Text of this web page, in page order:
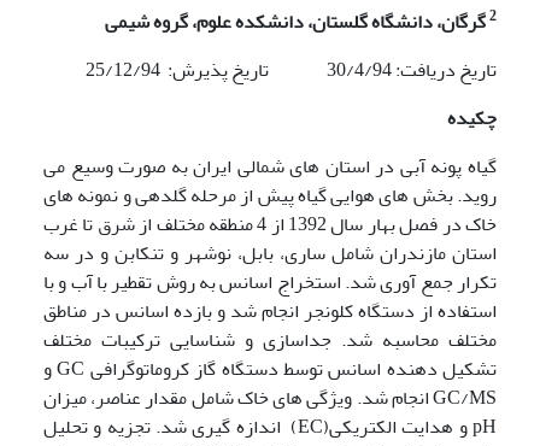
2گرگان، دانشگاه گلستان، دانشکده علوم، گروه شیمی
تاریخ دریافت: 30/4/94 تاریخ پذیرش: 25/12/94
چکیده
گیاه پونه آبی در استان های شمالی ایران به صورت وسیع می
روید. بخش های هوایی گیاه پیش از مرحله گلدهی و نمونه های
خاک در فصل بهار سال 1392 از 4 منطقه مختلف از شرق تا غرب
استان مازندران شامل ساری، بابل، نوشهر و تنکابن و در سه
تکرار جمع آوری شد. استخراج اسانس به روش تقطیر با آب و با
استفاده از دستگاه کلونجر انجام شد و بازده اسانس در مناطق
مختلف محاسبه شد. جداسازی و شناسایی ترکیبات مختلف
تشکیل دهنده اسانس توسط دستگاه گاز کروماتوگرافی GC و
GC/MS انجام شد. ویژگی های خاک شامل مقدار عناصر، میزان
pH و هدایت الکتریکی(EC) اندازه گیری شد. تجزیه و تحلیل